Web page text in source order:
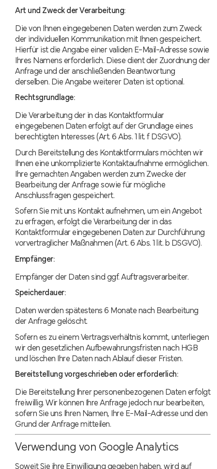
Art und Zweck der Verarbeitung:
Die von Ihnen eingegebenen Daten werden zum Zweck
der individuellen Kommunikation mit Ihnen gespeichert.
Hierfür ist die Angabe einer validen E-Mail-Adresse sowie
Ihres Namens erforderlich. Diese dient der Zuordnung der
Anfrage und der anschließenden Beantwortung
derselben. Die Angabe weiterer Daten ist optional.
Rechtsgrundlage:
Die Verarbeitung der in das Kontaktformular
eingegebenen Daten erfolgt auf der Grundlage eines
berechtigten Interesses (Art. 6 Abs. 1 lit. f DSGVO).
Durch Bereitstellung des Kontaktformulars möchten wir
Ihnen eine unkomplizierte Kontaktaufnahme ermöglichen.
Ihre gemachten Angaben werden zum Zwecke der
Bearbeitung der Anfrage sowie für mögliche
Anschlussfragen gespeichert.
Sofern Sie mit uns Kontakt aufnehmen, um ein Angebot
zu erfragen, erfolgt die Verarbeitung der in das
Kontaktformular eingegebenen Daten zur Durchführung
vorvertraglicher Maßnahmen (Art. 6 Abs. 1 lit. b DSGVO).
Empfänger:
Empfänger der Daten sind ggf. Auftragsverarbeiter.
Speicherdauer:
Daten werden spätestens 6 Monate nach Bearbeitung
der Anfrage gelöscht.
Sofern es zu einem Vertragsverhältnis kommt, unterliegen
wir den gesetzlichen Aufbewahrungsfristen nach HGB
und löschen Ihre Daten nach Ablauf dieser Fristen.
Bereitstellung vorgeschrieben oder erforderlich:
Die Bereitstellung Ihrer personenbezogenen Daten erfolgt
freiwillig. Wir können Ihre Anfrage jedoch nur bearbeiten,
sofern Sie uns Ihren Namen, Ihre E-Mail-Adresse und den
Grund der Anfrage mitteilen.
Verwendung von Google Analytics
Soweit Sie ihre Einwilligung gegeben haben, wird auf